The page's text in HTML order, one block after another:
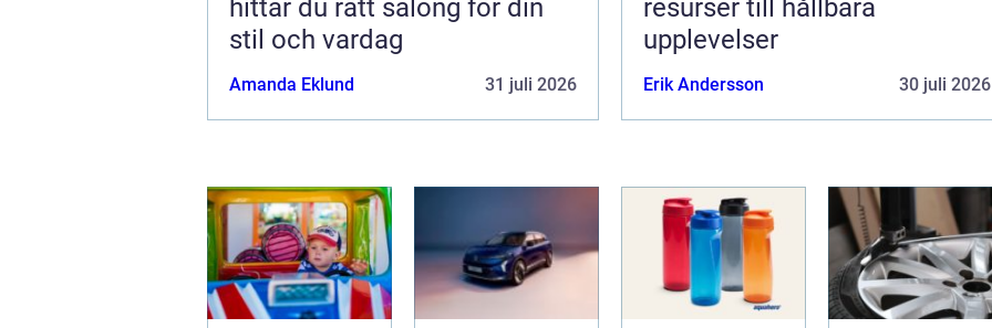
hittar du rätt salong för din
stil och vardag
Amanda Eklund 31 juli 2026
resurser till hållbara
upplevelser
Erik Andersson 30 juli 2026